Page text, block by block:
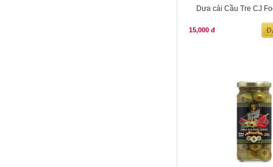
D­ưa cải Cầu Tre CJ
15,000 đ